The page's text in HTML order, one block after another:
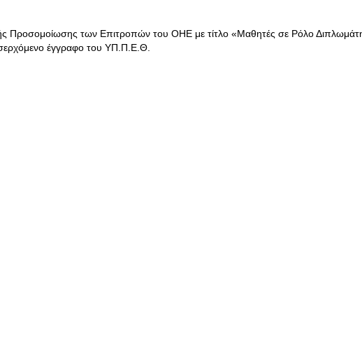
Προσομοίωσης των Επιτροπών του ΟΗΕ με τίτλο «Μαθητές σε Ρόλο
έγγραφο του ΥΠ.Π.Ε.Θ.